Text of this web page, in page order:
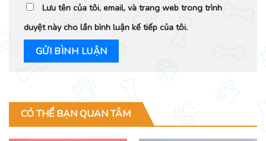
Lưu tên của tôi, email, và trang web trong trình
duyệt này cho lần bình luận kế tiếp của tôi.
CÓ THỂ BẠN QUAN TÂM